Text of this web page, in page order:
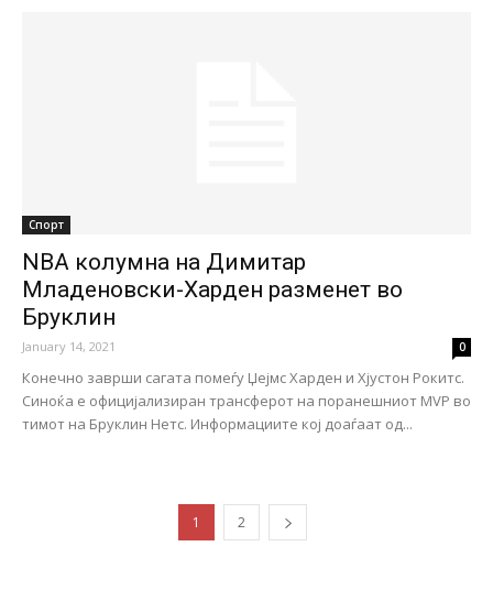
Спорт
NBA колумна на Димитар
Младеновски-Харден разменет во
Бруклин
January 14, 2021 0
Конечно заврши сагата помеѓу Џејмс Харден и Хјустон Рокитс.
Синоќа е официјализиран трансферот на поранешниот MVP во
тимот на Бруклин Нетс. Информациите кој доаѓаат од...
1 2